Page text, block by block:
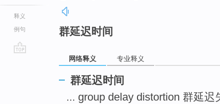
释义
例句
群延迟时间
网络释义 专业释义
群延迟时间
... group delay distortion 群延